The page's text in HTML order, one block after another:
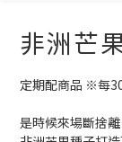
非洲芒
定期配商品 ※每
是時候來場斷捨離